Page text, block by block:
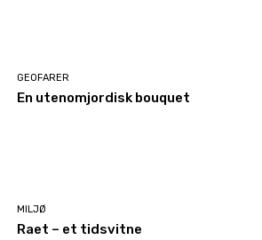
GEOFARER
En utenomjordisk bouquet
MILJØ
Raet – et tidsvitne